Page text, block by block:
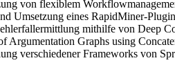
von flexiblem
Umsetzung eines RapidMiner-
mithilfe von Deep
Argumentation Graphs using
verschiedener Frameworks von